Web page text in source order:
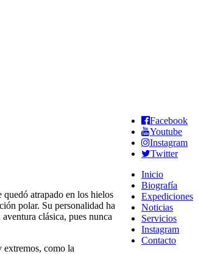
Facebook
Youtube
Instagram
Twitter
Inicio
Biografía
Expediciones
Noticias
Servicios
Instagram
Contacto
quedó atrapado en los hielos
polar. Su personalidad ha
clásica, pues nunca
extremos, como la